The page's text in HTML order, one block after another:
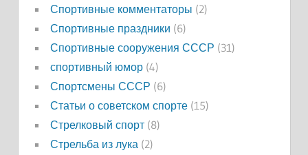
Спортивные комментаторы (2)
Спортивные праздники (6)
Спортивные сооружения СССР (31)
спортивный юмор(4)
Спортсмены СССР (6)
Статьи о советском спорте(15)
Стрелковый спорт(8)
Стрельба из лука (2)